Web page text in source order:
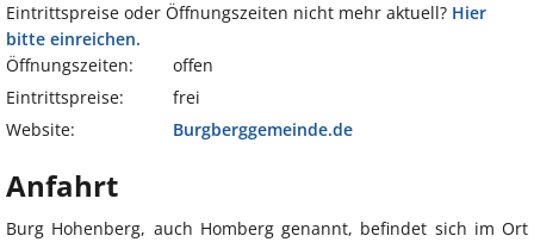
Eintrittspreise oder Öffnungszeiten nicht mehr aktuell? Hier
bitte einreichen.
Öffnungszeiten:
offen
Eintrittspreise:
frei
Website:
Burgberggemeinde.de
Anfahrt
Burg Hohenberg, auch Homberg genannt, befindet sich im Ort